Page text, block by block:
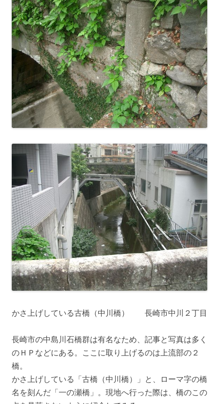
かさ上げしている古橋（中川橋） 長崎市中川２丁目
長崎市の中島川石橋群は有名なため、記事と写真は多く
のＨＰなどにある。ここに取り上げるのは上流部の２
橋。
かさ上げしている「古橋（中川橋）」と、ローマ字の橋
名を刻んだ「一の瀬橋」。現地へ行った際は、橋のこの